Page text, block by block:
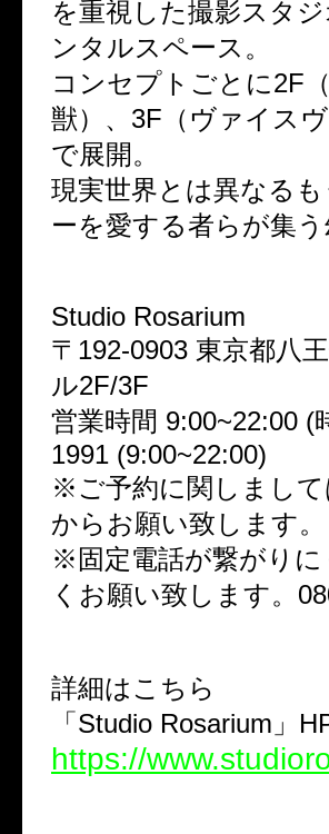
を重視した撮影スタ
ンタルスペース。
コンセプトごとに2F
獣）、3F（ヴァイス
で展開。
現実世界とは異なる
ーを愛する者らが集
Studio Rosarium
〒192-0903 東京都八
ル2F/3F
営業時間 9:00~22:00 (
1991 (9:00~22:00)
※ご予約に関しまし
からお願い致します。
※固定電話が繋がり
くお願い致します。
詳細はこちら
「Studio Rosarium」
https://